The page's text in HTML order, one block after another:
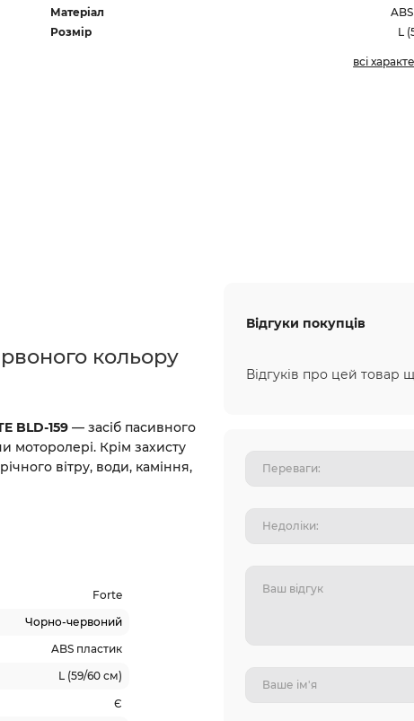
Матеріал
Розмір
L
всі
кольору
BLD-159 — засіб пасивного
моторолері. Крім захисту
вітру, води, каміння,
Forte
Чорно-червоний
ABS пластик
L (59/60 см)
Є
Відгуки покупців
Відгуків про цей товар